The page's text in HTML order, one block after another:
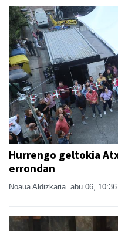
Hurrengo geltokia
errondan
Noaua Aldizkaria abu 06, 10:36